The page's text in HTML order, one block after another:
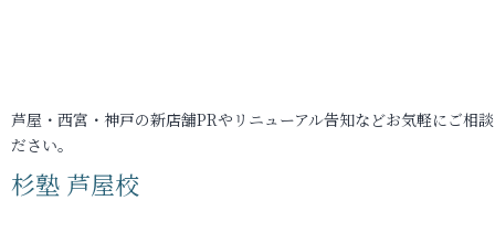
芦屋・西宮・神戸の新店舗PRやリニューアル告知などお気軽にご相
ださい。
杉塾 芦屋校